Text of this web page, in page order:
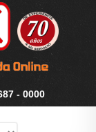
- 0000